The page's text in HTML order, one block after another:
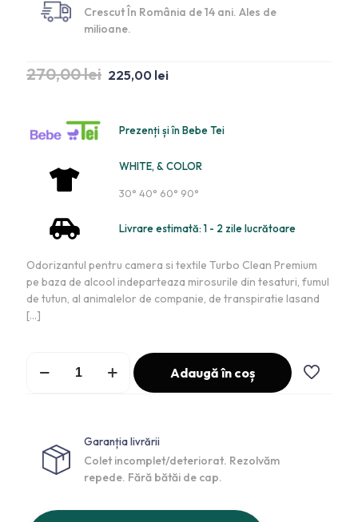
Crescut În România de 14 ani. Ales de
milioane.
270,00lei 225,00 lei
Prezenți și în Bebe Tei
WHITE, & COLOR
30° 40° 60° 90°
Livrare estimată: 1 - 2 zile lucrătoare
Odorizantul pentru camera si textile Turbo Clean Premium
pe baza de alcool indeparteaza mirosurile din tesaturi, fumul
de tutun, al animalelor de companie, de transpiratie lasand
[…]
Adaugă în coș
Garanția livrării
Colet incomplet/deteriorat. Rezolvăm
repede. Fără bătăi de cap.